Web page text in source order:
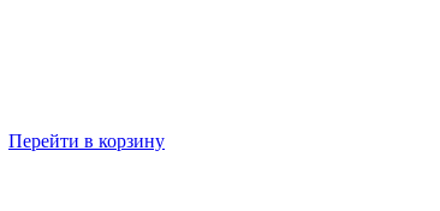
Перейти в корзину